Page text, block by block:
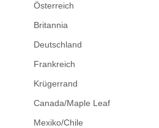
Österreich
Britannia
Deutschland
Frankreich
Krügerrand
Canada/Maple Leaf
Mexiko/Chile